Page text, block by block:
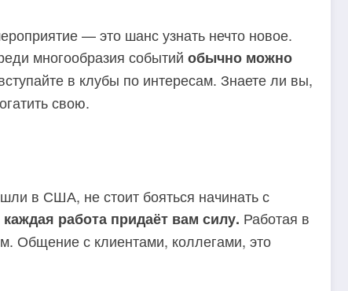
— это шанс узнать нечто новое.
многообразия событий обычно можно
в клубы по интересам. Знаете ли вы,
свою.
в США, не стоит бояться начинать с
работа придаёт вам силу. Работая в
Общение с клиентами, коллегами, это